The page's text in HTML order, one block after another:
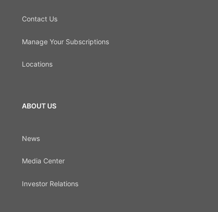
Contact Us
Manage Your Subscriptions
Locations
ABOUT US
News
Media Center
Investor Relations